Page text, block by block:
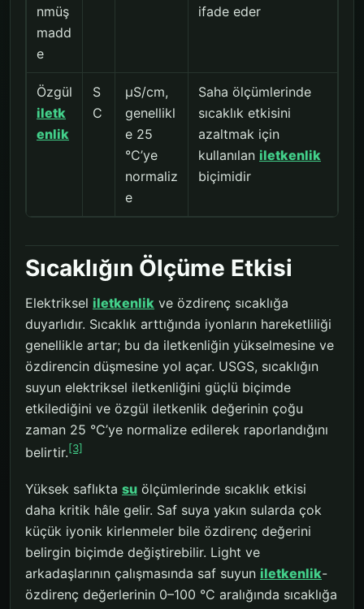
nmüş
madd
e
ifade eder
Özgül
iletk
enlik
S
C
µS/cm,
genellikl
e 25
°C’ye
normaliz
e
Saha ölçümlerinde
sıcaklık etkisini
azaltmak için
kullanılan iletkenlik
biçimidir
Sıcaklığın Ölçüme Etkisi
Elektriksel iletkenlik ve özdirenç sıcaklığa
duyarlıdır. Sıcaklık arttığında iyonların hareketliliği
genellikle artar; bu da iletkenliğin yükselmesine ve
özdirencin düşmesine yol açar. USGS, sıcaklığın
suyun elektriksel iletkenliğini güçlü biçimde
etkilediğini ve özgül iletkenlik değerinin çoğu
zaman 25 °C’ye normalize edilerek raporlandığını
belirtir.[3]
Yüksek saflıkta su ölçümlerinde sıcaklık etkisi
daha kritik hâle gelir. Saf suya yakın sularda çok
küçük iyonik kirlenmeler bile özdirenç değerini
belirgin biçimde değiştirebilir. Light ve
arkadaşlarının çalışmasında saf suyun iletkenlik-
özdirenç değerlerinin 0–100 °C aralığında sıcaklığa